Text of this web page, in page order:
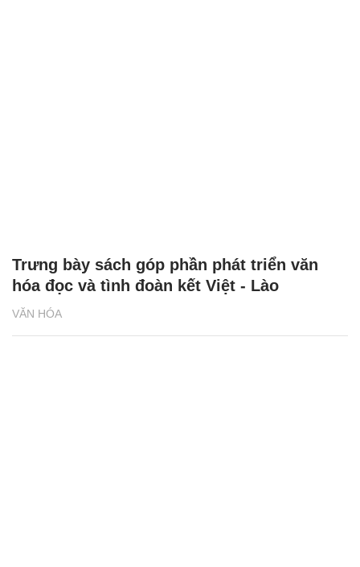
VĂN HÓA
Trưng bày sách góp phần phát triển văn
hóa đọc và tình đoàn kết Việt - Lào